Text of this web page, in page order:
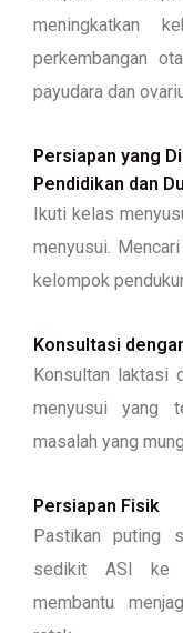
meningkatkan
perkembangan
payudara dan
Persiapan yang
Pendidikan dan
Ikuti kelas
menyusui.
kelompok
Konsultasi
Konsultan laktasi
menyusui yang
masalah yang
Persiapan Fisik
Pastikan puting
sedikit ASI ke
membantu